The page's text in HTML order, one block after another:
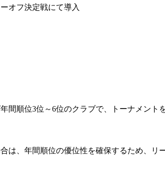
オフ決定戦にて導入
順位3位～6位のクラブで、トーナメント
は、年間順位の優位性を確保するため、